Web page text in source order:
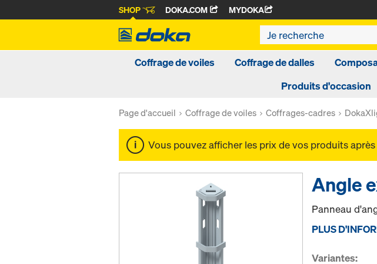
SHOP DOKA.COM MYDOKA
Coffrage de voiles Coffrage de dalles
Produits d'occasion
Page d'accueil Coffrage de voiles Coffrages-cadres
Vous pouvez afficher les prix de vos produits
Angle
Panneau
PLUS
Variantes: